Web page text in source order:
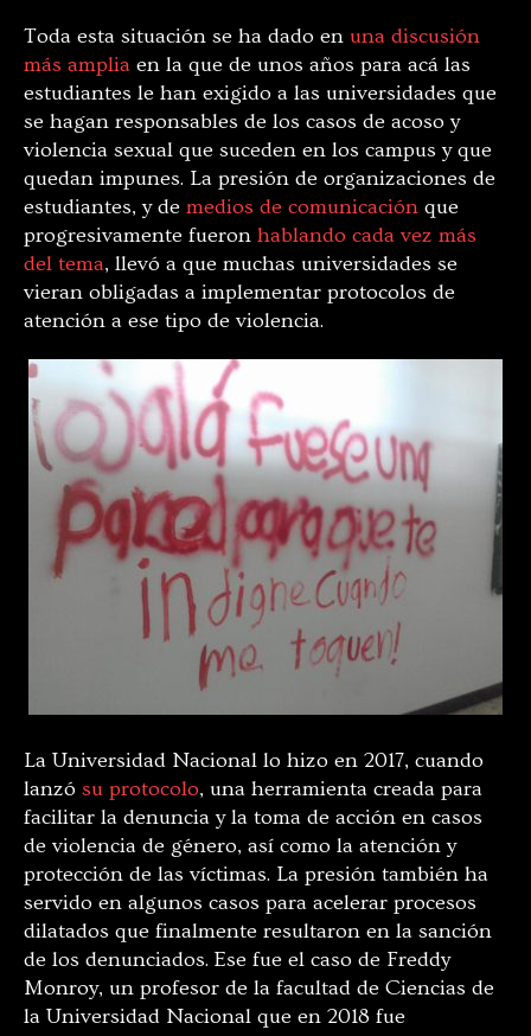
Toda esta situación se ha dado en una discusión
más amplia en la que de unos años para acá las
estudiantes le han exigido a las universidades que
se hagan responsables de los casos de acoso y
violencia sexual que suceden en los campus y que
quedan impunes. La presión de organizaciones de
estudiantes, y de medios de comunicación que
progresivamente fueron hablando cada vez más
del tema, llevó a que muchas universidades se
vieran obligadas a implementar protocolos de
atención a ese tipo de violencia.
La Universidad Nacional lo hizo en 2017, cuando
lanzó su protocolo, una herramienta creada para
facilitar la denuncia y la toma de acción en casos
de violencia de género, así como la atención y
protección de las víctimas. La presión también ha
servido en algunos casos para acelerar procesos
dilatados que finalmente resultaron en la sanción
de los denunciados. Ese fue el caso de Freddy
Monroy, un profesor de la facultad de Ciencias de
la Universidad Nacional que en 2018 fue